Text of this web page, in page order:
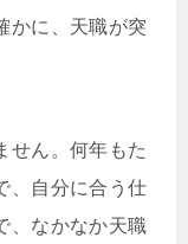
かに、天職が突
せん。何年もた
、自分に合う仕
、なかなか天職